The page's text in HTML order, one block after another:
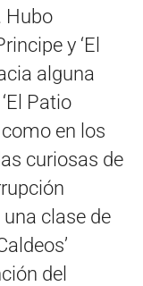
Hubo
y ‘El
alguna
Patio
en los
curiosas de
clase de
del